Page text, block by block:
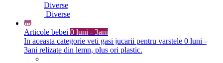
Diverse
Diverse
Articole bebei 0 luni - 3ani
In aceasta categorie veti gasi jucarii pentru varstele 0 luni -
3ani relizate din lemn, plus ori plastic.